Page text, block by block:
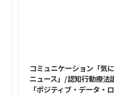
コミュニケーション「気
ニュース」/認知行動療法
「ポジティブ・データ・ロ